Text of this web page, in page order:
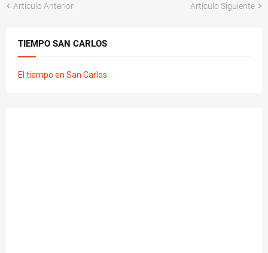
Artículo Anterior Artículo Siguiente
TIEMPO SAN CARLOS
El tiempo en San Carlos